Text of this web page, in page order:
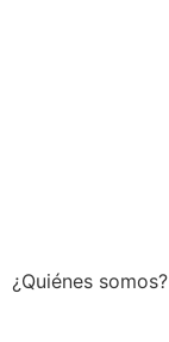
¿Quiénes somos?